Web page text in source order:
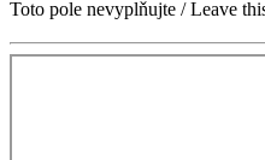
Toto pole nevyplňujte / Leave